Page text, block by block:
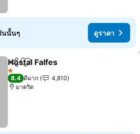
นนั้นๆ ดูราคา
แชร์ เพิ่มในรายการโปรด
Hostal Falfes
1 ดาว
8.4 ดีมาก
4,810
มาดริด